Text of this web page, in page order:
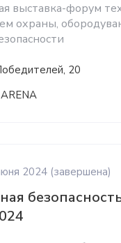
выставка-форум
охраны,
20
2024 (завершена)